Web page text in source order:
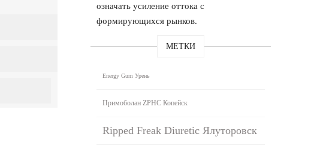
означать усиление оттока с
формирующихся рынков.
МЕТКИ
Energy Gum Урень
Примоболан ZPHC Копейск
Ripped Freak Diuretic Ялуторовск